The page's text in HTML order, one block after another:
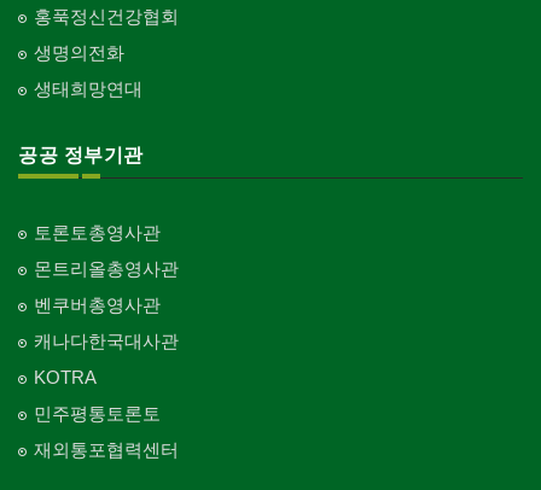
홍푹정신건강협회
생명의전화
생태희망연대
공공 정부기관
토론토총영사관
몬트리올총영사관
벤쿠버총영사관
캐나다한국대사관
KOTRA
민주평통토론토
재외통포협력센터